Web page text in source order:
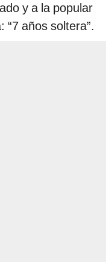
y a la popular
años soltera”.